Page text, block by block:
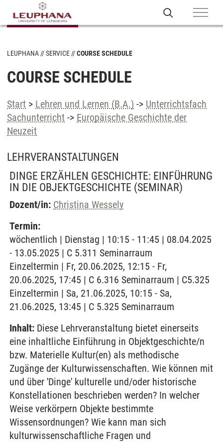
LEUPHANA SERVICE COURSE SCHEDULE
COURSE SCHEDULE
Start > Lehren und Lernen (B.A.) -> Unterrichtsfach
Sachunterricht -> Europäische Geschichte der
Neuzeit
LEHRVERANSTALTUNGEN
DINGE ERZÄHLEN GESCHICHTE: EINFÜHRUNG
IN DIE OBJEKTGESCHICHTE (SEMINAR)
Dozent/in: Christina Wessely
Termin:
wöchentlich | Dienstag | 10:15 - 11:45 | 08.04.2025
- 13.05.2025 | C 5.311 Seminarraum
Einzeltermin | Fr, 20.06.2025, 12:15 - Fr,
20.06.2025, 17:45 | C 6.316 Seminarraum | C5.325
Einzeltermin | Sa, 21.06.2025, 10:15 - Sa,
21.06.2025, 13:45 | C 5.325 Seminarraum
Inhalt: Diese Lehrveranstaltung bietet einerseits
eine inhaltliche Einführung in Objektgeschichte/n
bzw. Materielle Kultur(en) als methodische
Zugänge der Kulturwissenschaften. Wie können mit
und über 'Dinge' kulturelle und/oder historische
Konstellationen beschrieben werden? In welcher
Weise verkörpern Objekte bestimmte
Wissensordnungen? Wie kann man sich
kulturwissenschaftliche Fragen und